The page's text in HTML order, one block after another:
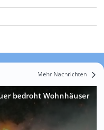
Mehr Nachrichten
bedroht Wohnhäuser